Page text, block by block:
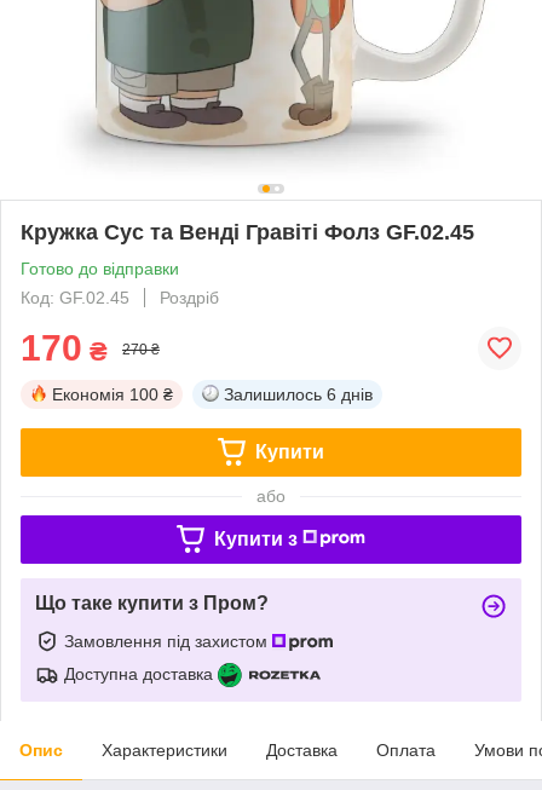
Кружка Сус та Венді Гравіті Фолз GF.02.45
Готово до відправки
Код: GF.02.45
Роздріб
170 ₴ 270 ₴
Економія 100 ₴ Залишилось 6 днів
Купити
або
Купити з
Що таке купити з Пром?
Замовлення під захистом
Доступна доставка
Опис Характеристики Доставка Оплата Умови